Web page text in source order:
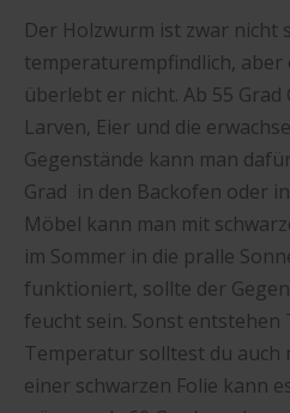
Der Holzwurm ist zwar nicht
temperaturempfindlich,
überlebt er nicht. Ab 55 Grad
Larven, Eier und die
Gegenstände kann man
Grad in den Backofen oder
Möbel kann man mit
im Sommer in die pralle
funktioniert, sollte der
feucht sein. Sonst entstehen
Temperatur solltest du auch
einer schwarzen Folie kann